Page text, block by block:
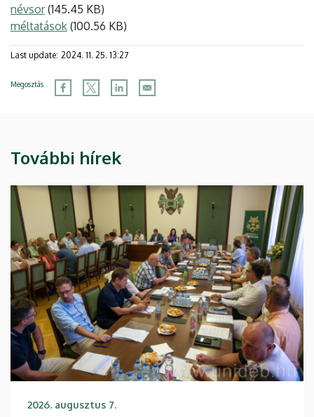
névsor (145.45 KB)
méltatások (100.56 KB)
Last update: 2024. 11. 25. 13:27
Megosztás
További hírek
2026. augusztus 7.